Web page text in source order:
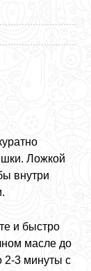
Ложкой
внутри
и быстро
масле до
2-3 минуты с